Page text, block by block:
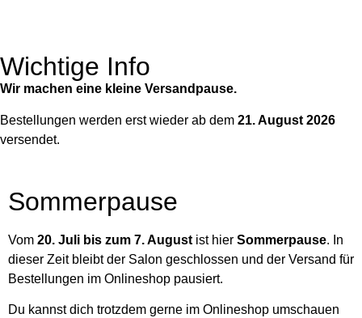
Wichtige Info
Wir machen eine kleine Versandpause.
Bestellungen werden erst wieder ab dem 21. August 2026
versendet.
Sommerpause
Vom 20. Juli bis zum 7. August ist hier Sommerpause. In
dieser Zeit bleibt der Salon geschlossen und der Versand für
Bestellungen im Onlineshop pausiert.
Du kannst dich trotzdem gerne im Onlineshop umschauen